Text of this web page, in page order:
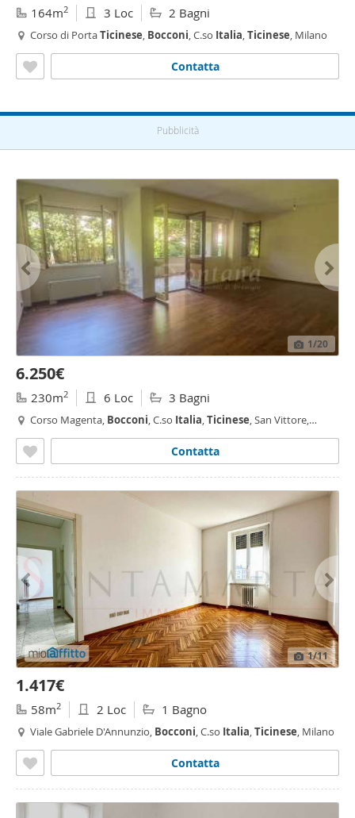
164m2 3 Loc 2 Bagni
Corso di PortaTicinese, Bocconi, C.so Italia,Ticinese, Milano
Contatta
Pubblicità
1/20
6.250€
230m2 6 Loc 3 Bagni
Corso Magenta, Bocconi, C.so Italia,Ticinese, San Vittore,
Contatta
1/11
1.417€
58m2 2 Loc 1 Bagno
Viale Gabriele D'Annunzio, Bocconi, C.so Italia,Ticinese, Milano
Contatta